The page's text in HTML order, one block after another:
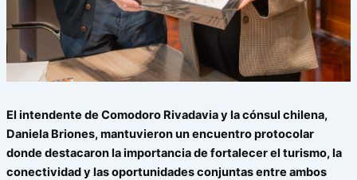
El intendente de Comodoro Rivadavia y la cónsul chilena,
Daniela Briones, mantuvieron un encuentro protocolar
donde destacaron la importancia de fortalecer el turismo, la
conectividad y las oportunidades conjuntas entre ambos